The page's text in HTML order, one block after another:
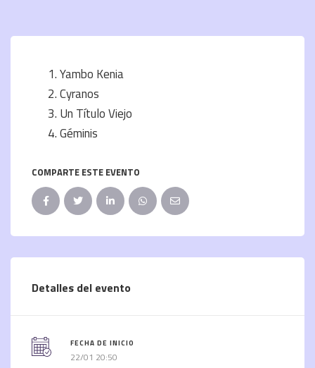
Yambo Kenia
Cyranos
Un Título Viejo
Géminis
COMPARTE ESTE EVENTO
Detalles del evento
FECHA DE INICIO
22/01 20:50